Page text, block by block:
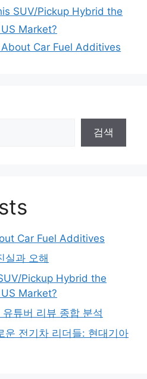
SUV/Pickup Hybrid the
Market?
Car Fuel Additives
검색
Car Fuel Additives
실과 오해
Pickup Hybrid the
Market?
튜버 리뷰 종합 분석
운 전기차 리더들: 현대기아